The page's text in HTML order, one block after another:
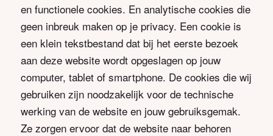
en functionele cookies. En analytische cookies die
geen inbreuk maken op je privacy. Een cookie is
een klein tekstbestand dat bij het eerste bezoek
aan deze website wordt opgeslagen op jouw
computer, tablet of smartphone. De cookies die wij
gebruiken zijn noodzakelijk voor de technische
werking van de website en jouw gebruiksgemak.
Ze zorgen ervoor dat de website naar behoren